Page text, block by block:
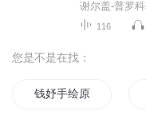
116
您是不是在找：
钱妤手绘原画集